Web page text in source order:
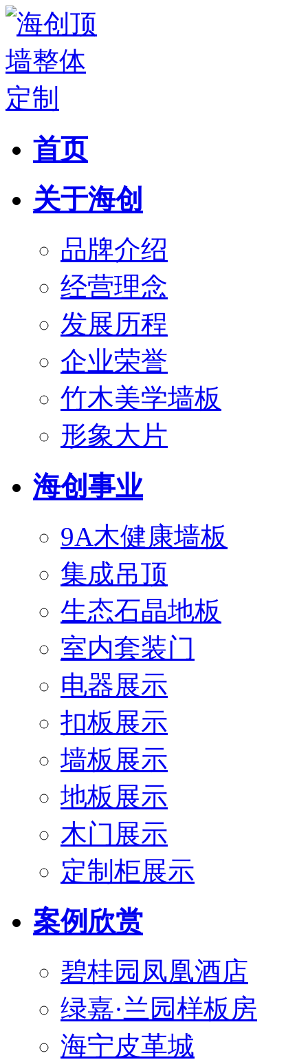
首页
关于海创
品牌介绍
经营理念
发展历程
企业荣誉
竹木美学墙板
形象大片
海创事业
9A木健康墙板
集成吊顶
生态石晶地板
室内套装门
电器展示
扣板展示
墙板展示
地板展示
木门展示
定制柜展示
案例欣赏
碧桂园凤凰酒店
绿嘉·兰园样板房
海宁皮革城